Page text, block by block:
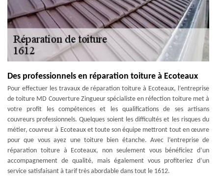
Des professionnels en réparation toiture à Ecoteaux
Pour effectuer les travaux de réparation toiture à Ecoteaux, l’entreprise
de toiture MD Couverture Zingueur spécialiste en réfection toiture met à
votre profit les compétences et les qualifications de ses artisans
couvreurs professionnels. Quelques soient les difficultés et les risques du
métier, couvreur à Ecoteaux et toute son équipe mettront tout en œuvre
pour que vous ayez une toiture bien étanche. Avec l’entreprise de
réparation toiture à Ecoteaux, non seulement vous bénéficiez d’un
accompagnement de qualité, mais également vous profiteriez d’un
service satisfaisant à tarif très abordable dans tout le 1612.